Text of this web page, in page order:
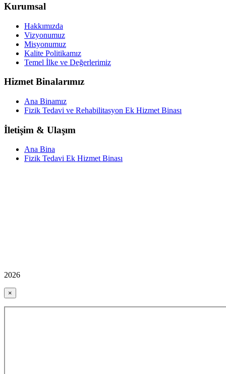
Kurumsal
Hakkımızda
Vizyonumuz
Misyonumuz
Kalite Politikamız
Temel İlke ve Değerlerimiz
Hizmet Binalarımız
Ana Binamız
Fizik Tedavi ve Rehabilitasyon Ek Hizmet Binası
İletişim & Ulaşım
Ana Bina
Fizik Tedavi Ek Hizmet Binası
2026
×